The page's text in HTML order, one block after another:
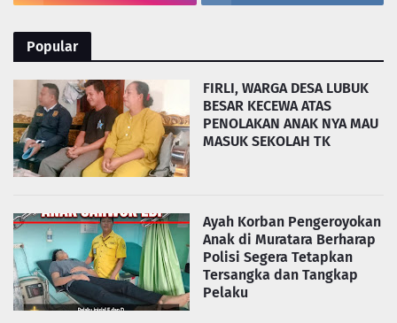
Popular
FIRLI, WARGA DESA LUBUK
BESAR KECEWA ATAS
PENOLAKAN ANAK NYA MAU
MASUK SEKOLAH TK
Ayah Korban Pengeroyokan
Anak di Muratara Berharap
Polisi Segera Tetapkan
Tersangka dan Tangkap
Pelaku